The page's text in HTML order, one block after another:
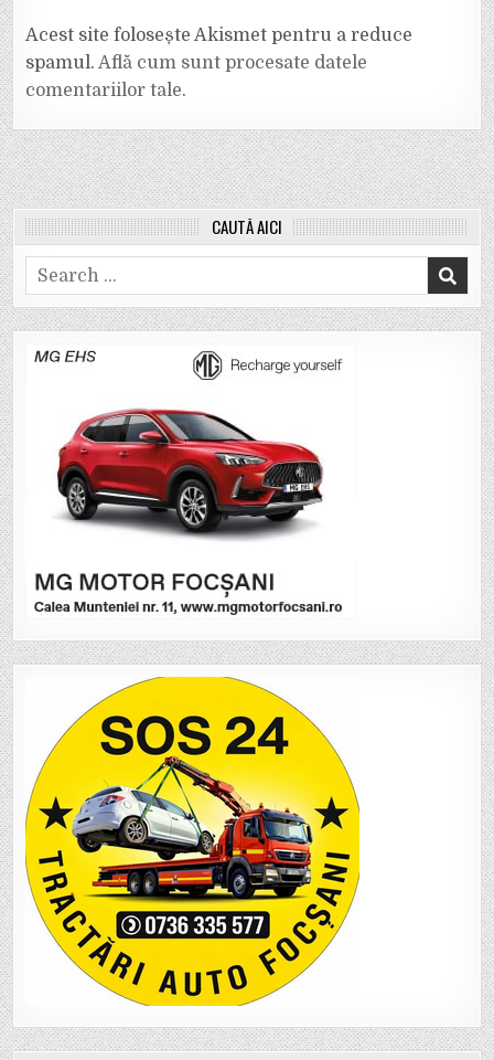
Acest site folosește Akismet pentru a reduce
spamul.Află cum sunt procesate datele
comentariilor tale.
CAUTĂ AICI
Search
for: